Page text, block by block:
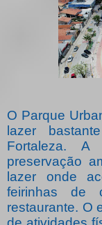
O Parque
lazer
Fortaleza.
preservação
lazer onde
feirinhas de
restaurante. O